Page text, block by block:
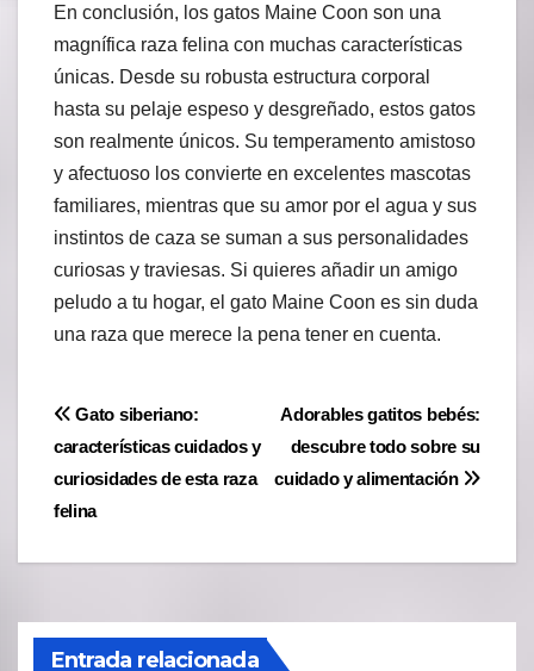
En conclusión, los gatos Maine Coon son una
magnífica raza felina con muchas características
únicas. Desde su robusta estructura corporal
hasta su pelaje espeso y desgreñado, estos gatos
son realmente únicos. Su temperamento amistoso
y afectuoso los convierte en excelentes mascotas
familiares, mientras que su amor por el agua y sus
instintos de caza se suman a sus personalidades
curiosas y traviesas. Si quieres añadir un amigo
peludo a tu hogar, el gato Maine Coon es sin duda
una raza que merece la pena tener en cuenta.
Navegación
de
entradas
Adorables gatitos bebés:
descubre todo sobre su
cuidado y alimentación
Gato siberiano:
características cuidados y
curiosidades de esta raza
felina
Entrada relacionada